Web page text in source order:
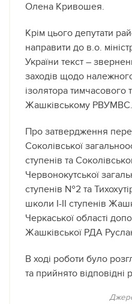
Олена Кривошея.
Крім цього депутати
направити до в.о.
України текст –
заходів щодо
ізолятора тимчасового
Жашківському РВУМВС.
Про затвердження
Соколівської
ступенів та
Червонокутської
ступенів №2 та
школи І-ІІ ступенів
Черкаської області
Жашківської РДА
В ході роботи було
та прийнято відповідні